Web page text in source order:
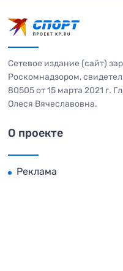
Сетевое издание (сайт)
Роскомнадзором,
80505 от 15 марта 2021 г.
Олеся Вячеславовна.
О проекте
Реклама